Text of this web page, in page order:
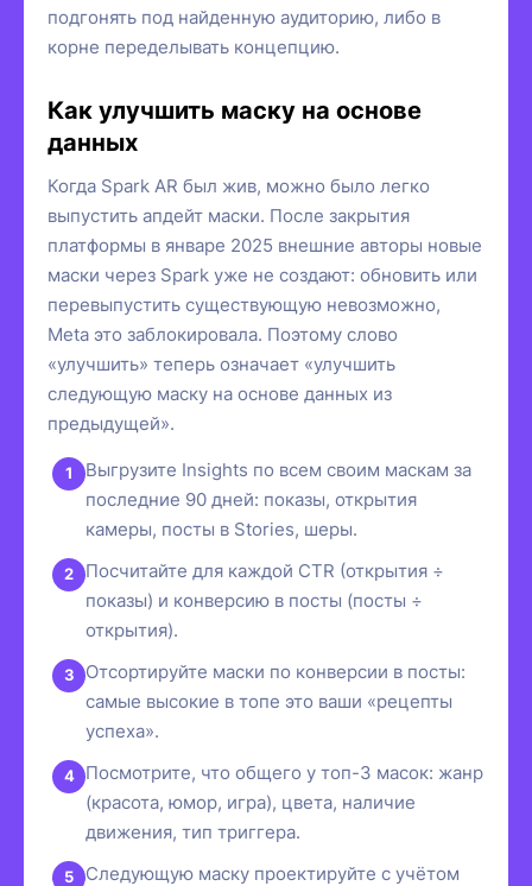
подгонять под найденную аудиторию, либо в
корне переделывать концепцию.
Как улучшить маску на основе
данных
Когда Spark AR был жив, можно было легко
выпустить апдейт маски. После закрытия
платформы в январе 2025 внешние авторы новые
маски через Spark уже не создают: обновить или
перевыпустить существующую невозможно,
Meta это заблокировала. Поэтому слово
«улучшить» теперь означает «улучшить
следующую маску на основе данных из
предыдущей».
Выгрузите Insights по всем своим маскам за
последние 90 дней: показы, открытия
камеры, посты в Stories, шеры.
Посчитайте для каждой CTR (открытия ÷
показы) и конверсию в посты (посты ÷
открытия).
Отсортируйте маски по конверсии в посты:
самые высокие в топе это ваши «рецепты
успеха».
Посмотрите, что общего у топ-3 масок: жанр
(красота, юмор, игра), цвета, наличие
движения, тип триггера.
Следующую маску проектируйте с учётом